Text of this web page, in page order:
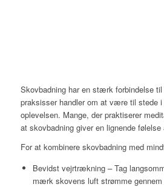
Skovbadning har en stærk forbindelse
praksisser handler om at være til stede
oplevelsen. Mange, der praktiserer
at skovbadning giver en lignende
For at kombinere skovbadning med
Bevidst vejrtrækning – Tag
mærk skovens luft strømme gennem